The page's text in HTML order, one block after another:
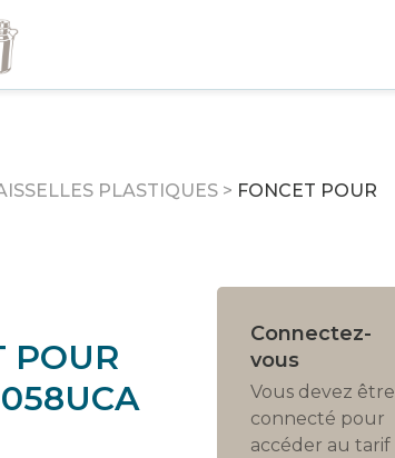
PLASTIQUES > FONCET POUR
POUR
Connectez-
vous
Vous devez être
connecté pour
accéder au tarif